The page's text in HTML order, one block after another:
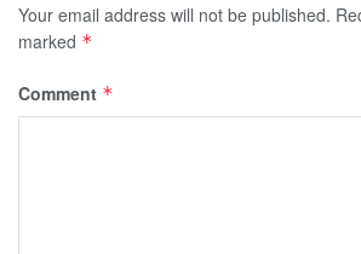
Your email address will not be published.
marked *
Comment *